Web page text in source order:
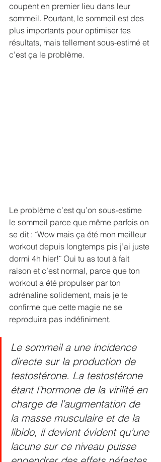
coupent en premier lieu dans leur
sommeil. Pourtant, le sommeil est des
plus importants pour optimiser tes
résultats, mais tellement sous-estimé et
c’est ça le problème.
Le problème c’est qu’on sous-estime
le sommeil parce que même parfois on
se dit : ¨Wow mais ça été mon meilleur
workout depuis longtemps pis j’ai juste
dormi 4h hier!¨ Oui tu as tout à fait
raison et c’est normal, parce que ton
workout a été propulser par ton
adrénaline solidement, mais je te
confirme que cette magie ne se
reproduira pas indéfiniment.
Le sommeil a une incidence
directe sur la production de
testostérone. La testostérone
étant l’hormone de la virilité en
charge de l’augmentation de
la masse musculaire et de la
libido, il devient évident qu’une
lacune sur ce niveau puisse